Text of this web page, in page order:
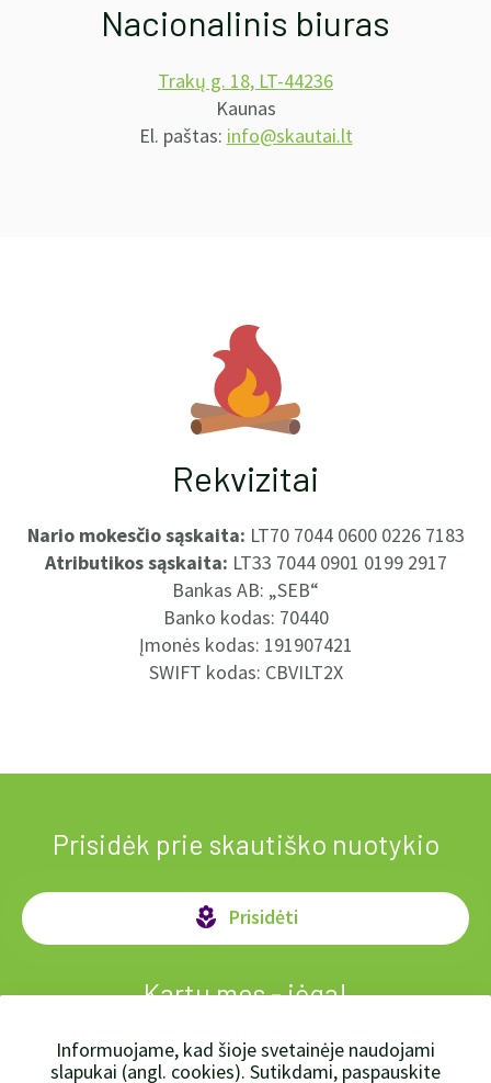
Nacionalinis biuras
Trakų g. 18, LT-44236
Kaunas
El. paštas: info@skautai.lt
Rekvizitai
Nario mokesčio sąskaita: LT70 7044 0600 0226 7183
Atributikos sąskaita: LT33 7044 0901 0199 2917
Bankas AB: „SEB“
Banko kodas: 70440
Įmonės kodas: 191907421
SWIFT kodas: CBVILT2X
Informuojame, kad šioje svetainėje naudojami
slapukai (angl. cookies). Sutikdami, paspauskite
Prisidėk prie skautiško nuotykio
local_florist Prisidėti
Kartu mes - jėga!